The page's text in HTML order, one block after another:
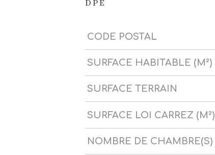
DPE
Caractérisque Valeurs
CODE POSTAL
SURFACE HABITABLE (M²)
SURFACE TERRAIN
SURFACE LOI CARREZ (M²)
NOMBRE DE CHAMBRE(S)